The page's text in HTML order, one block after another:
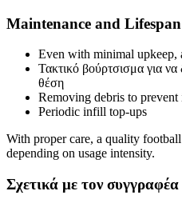
Maintenance and Lifespan
Even with minimal upkeep,
Τακτικό βούρτσισμα για να
θέση
Removing debris to
Periodic infill top-ups
With proper care, a quality
depending on usage intensity.
Σχετικά με τον συγγραφέα